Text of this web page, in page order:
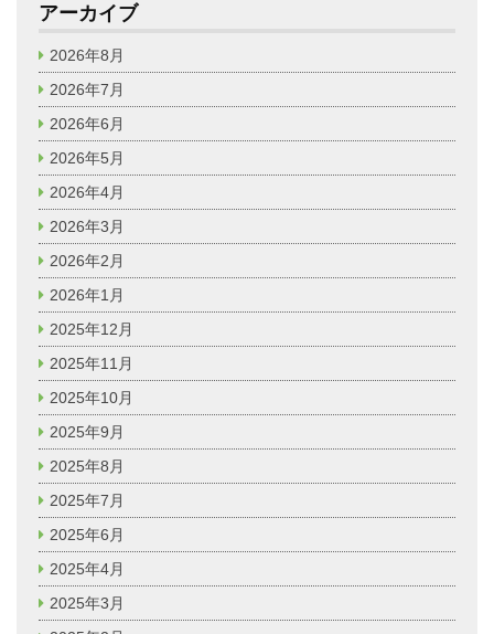
アーカイブ
2026年8月
2026年7月
2026年6月
2026年5月
2026年4月
2026年3月
2026年2月
2026年1月
2025年12月
2025年11月
2025年10月
2025年9月
2025年8月
2025年7月
2025年6月
2025年4月
2025年3月